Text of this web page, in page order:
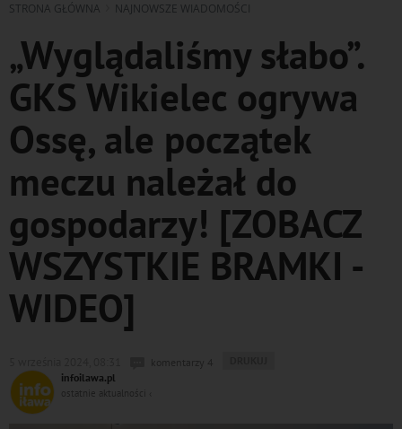
STRONA GŁÓWNA NAJNOWSZE WIADOMOŚCI
„Wyglądaliśmy słabo”.
GKS Wikielec ogrywa
Ossę, ale początek
meczu należał do
gospodarzy! [ZOBACZ
WSZYSTKIE BRAMKI -
WIDEO]
infoilawa.pl
ostatnie aktualności ‹